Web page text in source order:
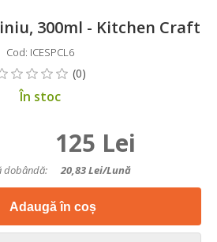
300ml - Kitchen Craft
Cod: ICESPCL6
În stoc
125 Lei
dobândă: 20,83Lei/lună
Adaugă în coș